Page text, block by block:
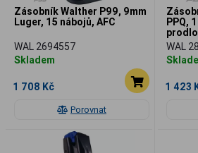
Porovnat
Zásobník Walther P99, 9mm
Luger, 15 nábojů, AFC
WAL 2694557
Skladem
1 708 Kč
PPQ,
botka
WAL
1 423